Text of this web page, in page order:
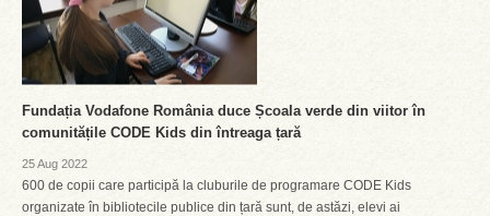
Fundația Vodafone România duce Școala verde din viitor în
comunitățile CODE Kids din întreaga țară
25 Aug 2022
600 de copii care participă la cluburile de programare CODE Kids
organizate în bibliotecile publice din țară sunt, de astăzi, elevi ai